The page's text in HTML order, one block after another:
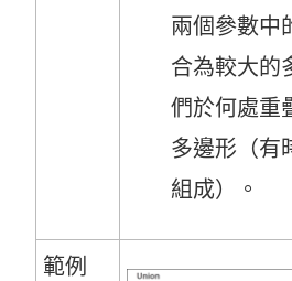
兩個參數中
合為較大的
們於何處重
多邊形（有
組成）。
範例